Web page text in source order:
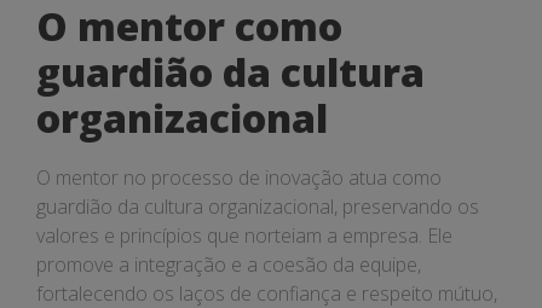
O mentor como
guardião da cultura
organizacional
O mentor no processo de inovação atua como
guardião da cultura organizacional, preservando os
valores e princípios que norteiam a empresa. Ele
promove a integração e a coesão da equipe,
fortalecendo os laços de confiança e respeito mútuo,